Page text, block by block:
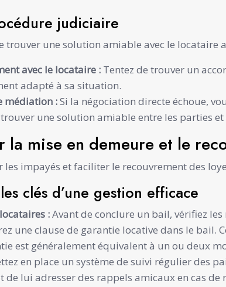
judiciaire
trouver une solution amiable avec le
avec le locataire : Tentez de trouver un
adapté à sa situation.
médiation :Si la négociation directe échoue,
une solution amiable entre les parties
mise en demeure et le
impayés et faciliter le recouvrement des
clés d’une gestion efficace
:Avant de conclure un bail, vérifiez
une clause de garantie locative dans le bail.
est généralement équivalent à un ou deux
en place un système de suivi régulier des
de lui adresser des rappels amicaux en cas de